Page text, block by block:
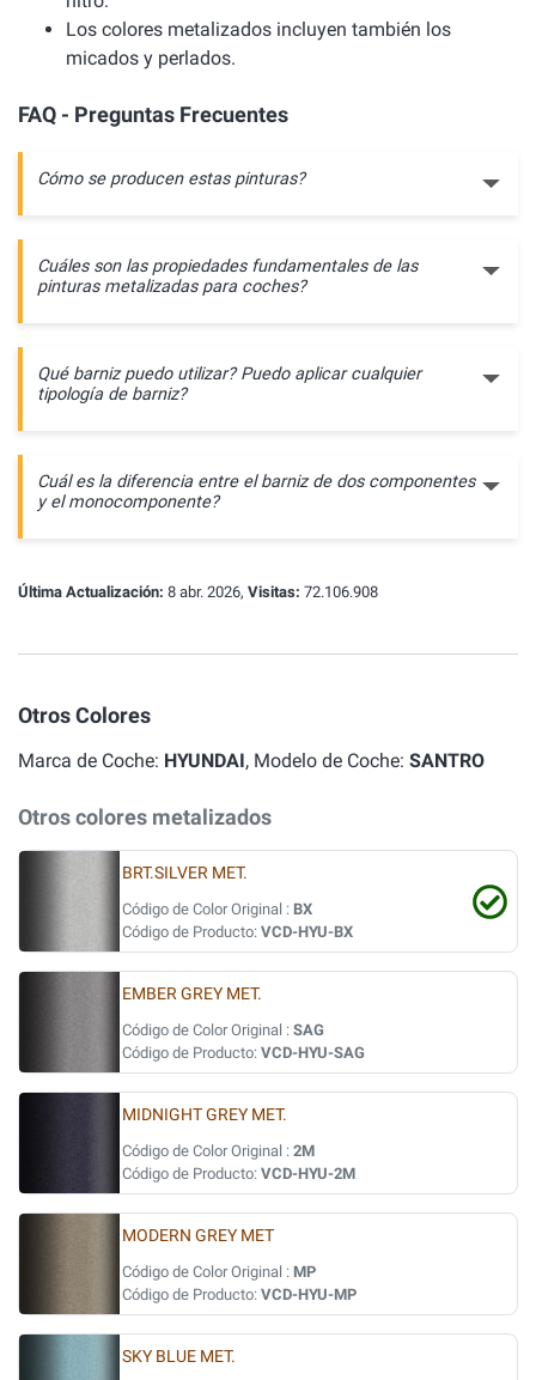
Los colores metalizados incluyen también los
micados y perlados.
FAQ - Preguntas Frecuentes
Cómo se producen estas pinturas?
Cuáles son las propiedades fundamentales de las
pinturas metalizadas para coches?
Qué barniz puedo utilizar? Puedo aplicar cualquier
tipología de barniz?
Cuál es la diferencia entre el barniz de dos componentes
y el monocomponente?
Última Actualización: 8 abr. 2026, Visitas: 72.106.908
Otros Colores
Marca de Coche: HYUNDAI, Modelo de Coche: SANTRO
Otros colores metalizados
BRT.SILVER MET.
Código de Color Original : BX
Código de Producto: VCD-HYU-BX
EMBER GREY MET.
Código de Color Original : SAG
Código de Producto: VCD-HYU-SAG
MIDNIGHT GREY MET.
Código de Color Original : 2M
Código de Producto: VCD-HYU-2M
MODERN GREY MET
Código de Color Original : MP
Código de Producto: VCD-HYU-MP
SKY BLUE MET.